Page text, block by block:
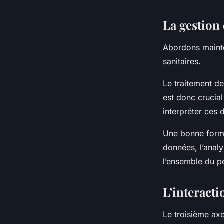
La
Abordons
sanitaires.
Le traitement
est donc
interpréter ces
Une bonne
données,
l’ensemble du
Le troisième